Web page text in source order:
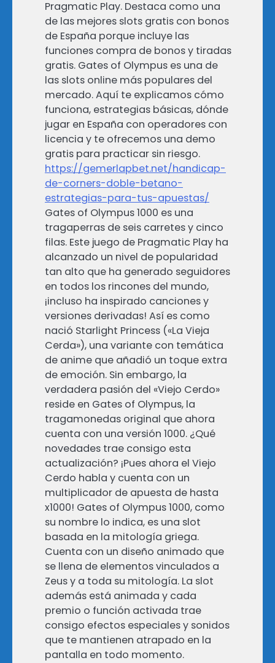
Pragmatic Play. Destaca como una
de las mejores slots gratis con bonos
de España porque incluye las
funciones compra de bonos y tiradas
gratis. Gates of Olympus es una de
las slots online más populares del
mercado. Aquí te explicamos cómo
funciona, estrategias básicas, dónde
jugar en España con operadores con
licencia y te ofrecemos una demo
gratis para practicar sin riesgo.
https://gemerlapbet.net/handicap-
de-corners-doble-betano-
estrategias-para-tus-apuestas/
Gates of Olympus 1000 es una
tragaperras de seis carretes y cinco
filas. Este juego de Pragmatic Play ha
alcanzado un nivel de popularidad
tan alto que ha generado seguidores
en todos los rincones del mundo,
¡incluso ha inspirado canciones y
versiones derivadas! Así es como
nació Starlight Princess («La Vieja
Cerda»), una variante con temática
de anime que añadió un toque extra
de emoción. Sin embargo, la
verdadera pasión del «Viejo Cerdo»
reside en Gates of Olympus, la
tragamonedas original que ahora
cuenta con una versión 1000. ¿Qué
novedades trae consigo esta
actualización? ¡Pues ahora el Viejo
Cerdo habla y cuenta con un
multiplicador de apuesta de hasta
x1000! Gates of Olympus 1000, como
su nombre lo indica, es una slot
basada en la mitología griega.
Cuenta con un diseño animado que
se llena de elementos vinculados a
Zeus y a toda su mitología. La slot
además está animada y cada
premio o función activada trae
consigo efectos especiales y sonidos
que te mantienen atrapado en la
pantalla en todo momento.